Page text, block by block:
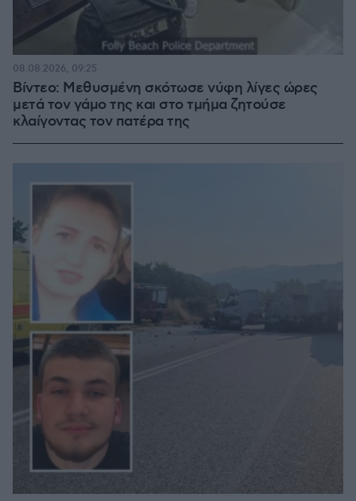
Βίντεο: Μεθυσμένη σκότωσε νύφη λίγες ώρες
μετά τον γάμο της και στο τμήμα ζητούσε
κλαίγοντας τον πατέρα της
08.08.2026, 09:25